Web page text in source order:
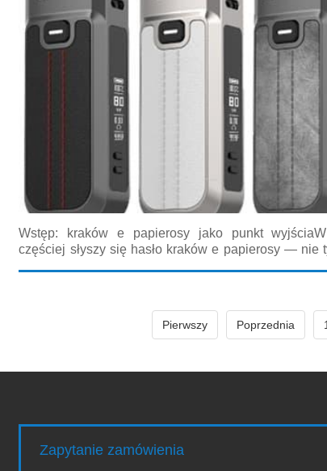
Wstęp: kraków e papierosy jako punkt
częściej słyszy się hasło kraków e papierosy — nie
Pierwszy Poprzednia
Zapytanie zamówienia